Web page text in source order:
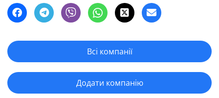
Всі компанії
Додати компанію